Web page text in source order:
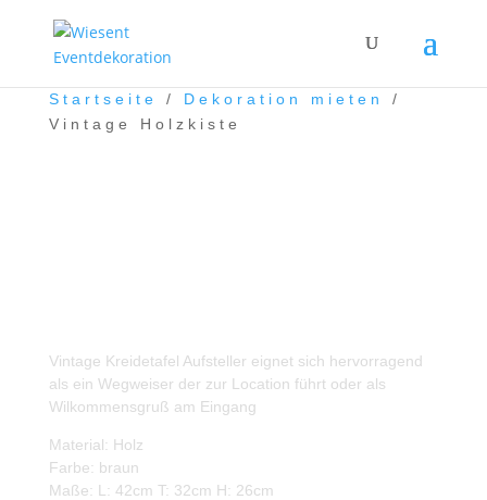
Startseite / Dekoration mieten
/
Vintage Holzkiste
Vintage Kreidetafel Aufsteller eignet sich hervorragend
als ein Wegweiser der zur Location führt oder als
Wilkommensgruß am Eingang
Material: Holz
Farbe: braun
Maße: L: 42cm T: 32cm H: 26cm